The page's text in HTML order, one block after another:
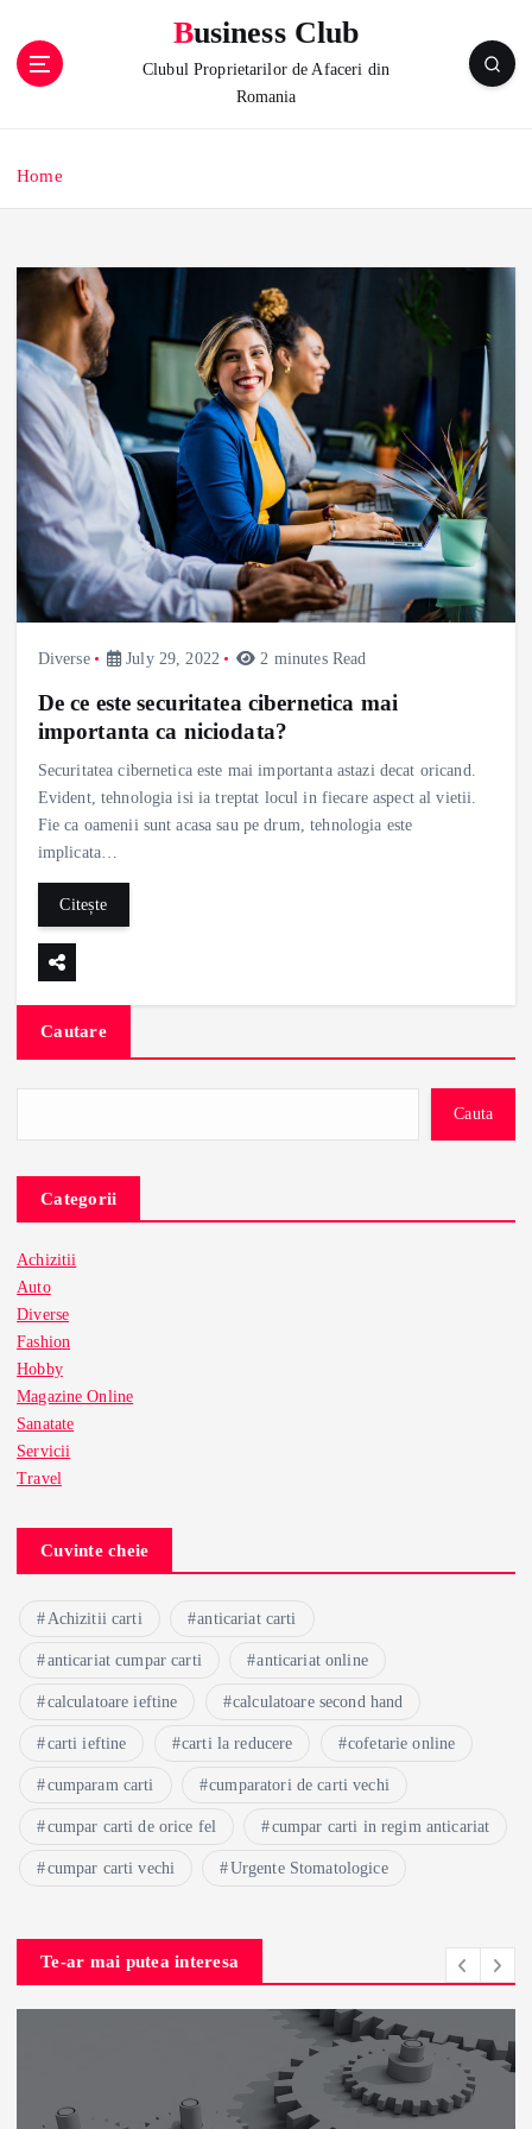
Business Club
Clubul Proprietarilor de Afaceri din
Romania
Home
Diverse July 29, 2022 2 minutes Read
De ce este securitatea cibernetica mai
importanta ca niciodata?
Securitatea cibernetica este mai importanta astazi decat oricand.
Evident, tehnologia isi ia treptat locul in fiecare aspect al vietii.
Fie ca oamenii sunt acasa sau pe drum, tehnologia este
implicata…
Citește
Cautare
Cauta
Categorii
Achizitii
Auto
Diverse
Fashion
Hobby
Magazine Online
Sanatate
Servicii
Travel
Cuvinte cheie
Achizitii carti anticariat carti
anticariat cumpar carti anticariat online
calculatoare ieftine calculatoare second hand
carti ieftine carti la reducere cofetarie online
cumparam carti cumparatori de carti vechi
cumpar carti de orice fel cumpar carti in regim anticariat
cumpar carti vechi Urgente Stomatologice
Te-ar mai putea interesa